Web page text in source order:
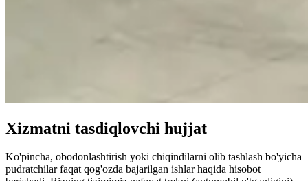
Xizmatni tasdiqlovchi hujjat
Ko'pincha, obodonlashtirish yoki chiqindilarni olib tashlash bo'yicha
pudratchilar faqat qog'ozda bajarilgan ishlar haqida hisobot